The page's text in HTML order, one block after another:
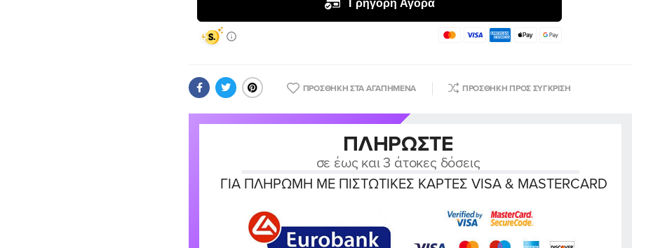
ΠΡΟΣΘΉΚΗ ΣΤΑ ΑΓΑΠΗΜΈΝΑ ΠΡΟΣΘΉΚΗ ΠΡΟΣ ΣΎΓΚΡΙΣΗ
ΠΛΗΡΏΣΤΕ
σε έως και 3 άτοκες δόσεις
ΓΙΑ ΠΛΗΡΩΜΉ ΜΕ ΠΙΣΤΩΤΙΚΈΣ ΚΆΡΤΕΣ VISA & MASTERCARD